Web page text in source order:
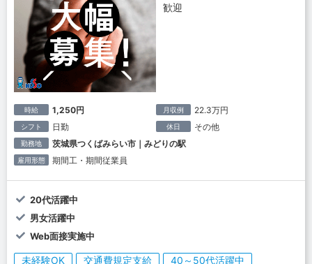
歓迎
時給 1,250円 月収例 22.3万円
シフト 日勤 休日 その他
勤務地 茨城県つくばみらい市｜みどりの駅
雇用形態 期間工・期間従業員
20代活躍中
男女活躍中
Web面接実施中
未経験OK 交通費規定支給
40～50代活躍中